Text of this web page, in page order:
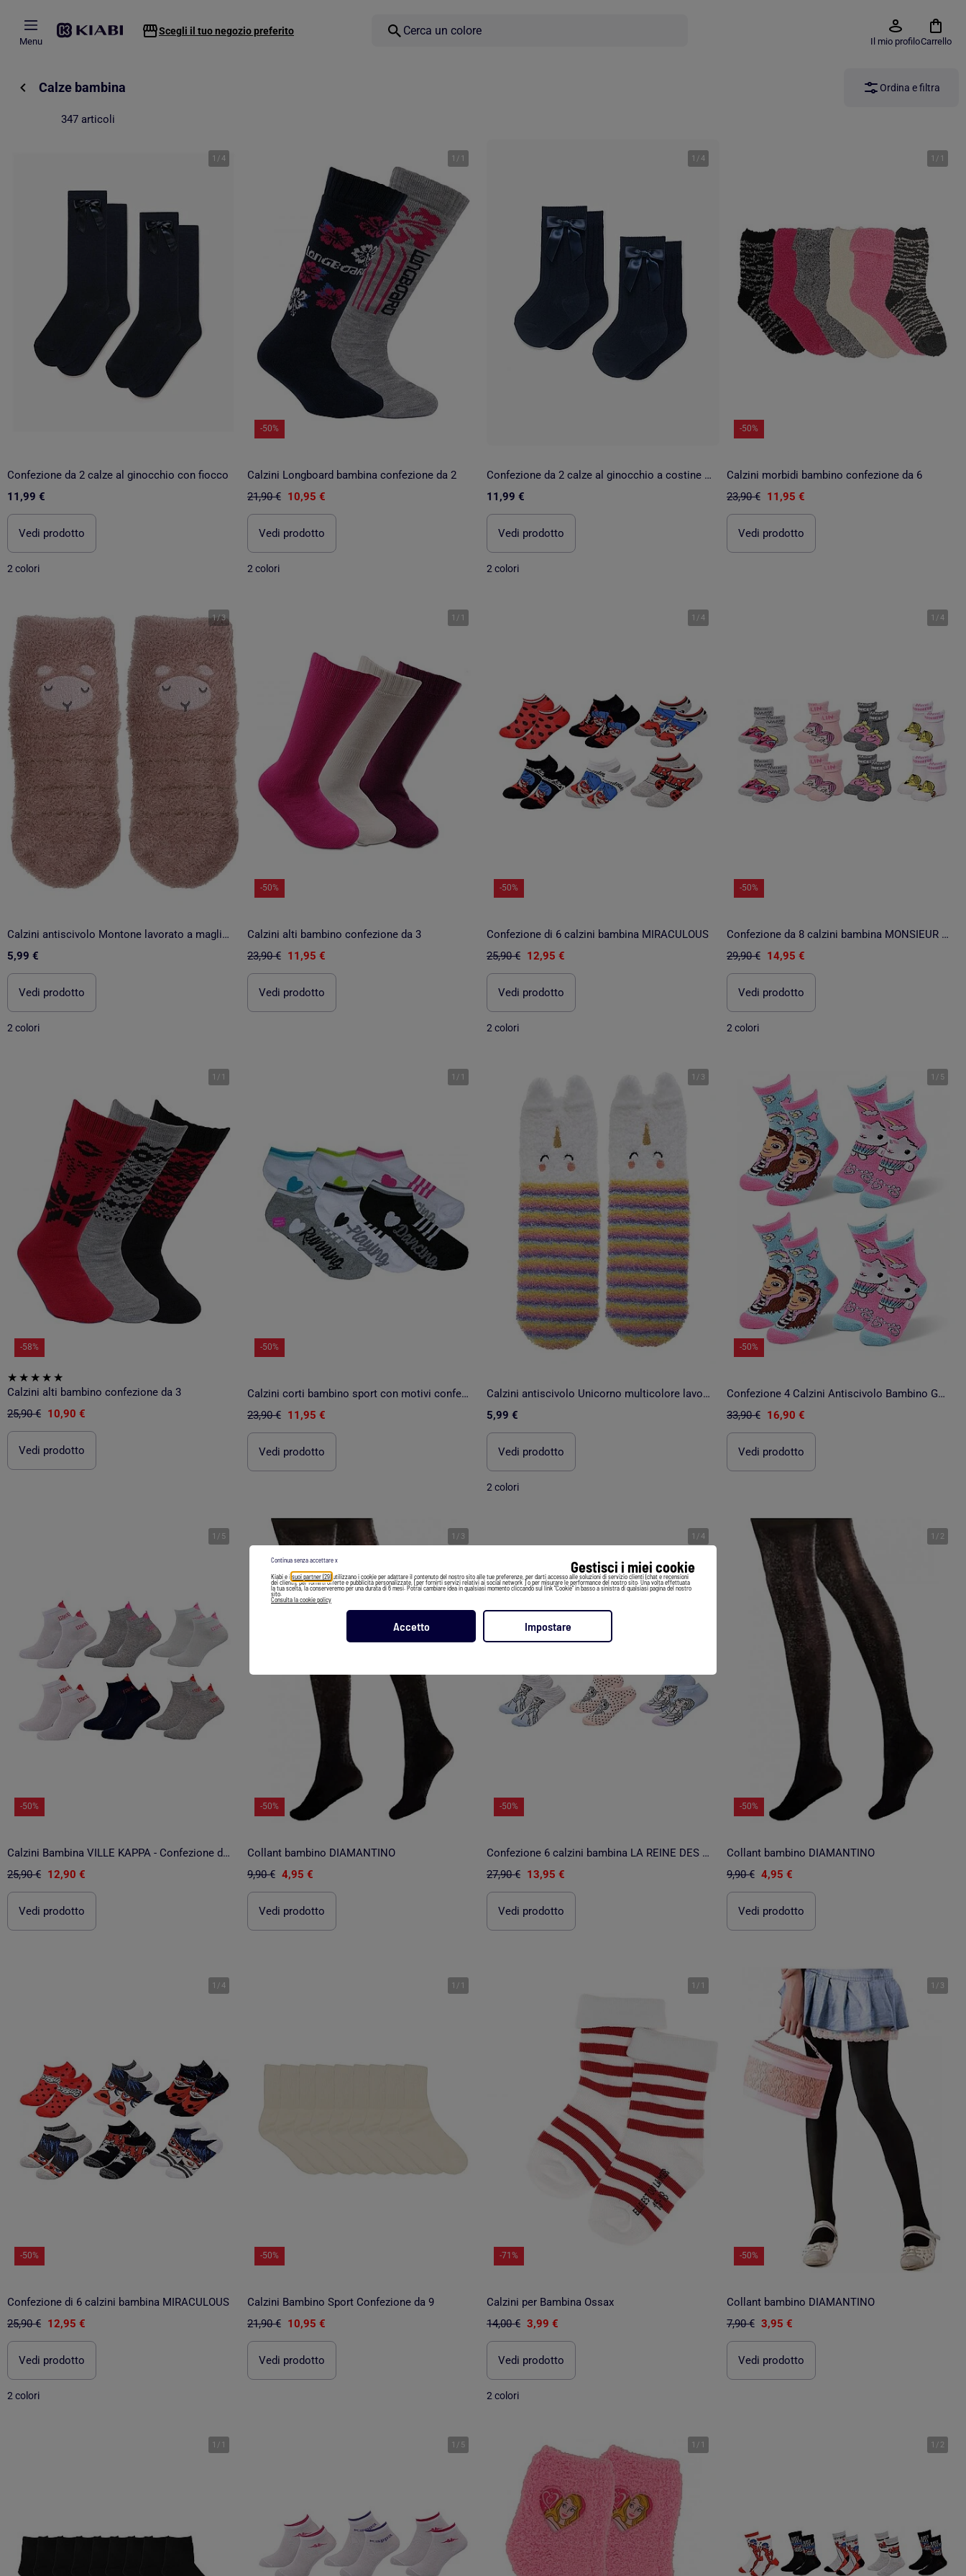
Gestisci i miei cookie
Kiabi e i suoi partner (29) utilizzano i cookie per adattare il contenuto del nostro sito alle tue preferenze, per darti accesso alle soluzioni di servizio clienti (chat e recensioni
dei clienti), per fornirti offerte e pubblicità personalizzate, [per fornirti servizi relativi ai social network ] o per misurare le performance del nostro sito. Una volta effettuata
la tua scelta, la conserveremo per una durata di 6 mesi. Potrai cambiare idea in qualsiasi momento cliccando sul link "Cookie" in basso a sinistra di qualsiasi pagina del nostro
sito.
Consulta la cookie policy
Accetto Impostare
Continua senza accettare x
Menu
Scegli il tuo negozio preferito
Il mio profiloCarrello
Calze bambina Ordina e filtra
347 articoli
1 /4
Confezione da 2 calze al ginocchio con fiocco
11,99 €
Vedi prodotto
2 colori
1 / 1
-50%
Calzini Longboard bambina confezione da 2
21,90 € 10,95 €
Vedi prodotto
2 colori
1 /4
Confezione da 2 calze al ginocchio a costine con fiocco
11,99 €
Vedi prodotto
2 colori
1 / 1
-50%
Calzini morbidi bambino confezione da 6
23,90 € 11,95 €
Vedi prodotto
1/3
Calzini antiscivolo Montone lavorato a maglia di colore bianco bambina Isotoner
5,99 €
Vedi prodotto
2 colori
1 / 1
-50%
Calzini alti bambino confezione da 3
23,90 € 11,95 €
Vedi prodotto
1 /4
-50%
Confezione di 6 calzini bambina MIRACULOUS
25,90 € 12,95 €
Vedi prodotto
2 colori
1 /4
-50%
Confezione da 8 calzini bambina MONSIEUR MADAME
29,90 € 14,95 €
Vedi prodotto
2 colori
1 / 1
-58%
Calzini alti bambino confezione da 3
25,90 € 10,90 €
Vedi prodotto
1 / 1
-50%
Calzini corti bambino sport con motivi confezione da 6
23,90 € 11,95 €
Vedi prodotto
1 / 3
Calzini antiscivolo Unicorno multicolore lavorato a maglia bambina Isotoner
5,99 €
Vedi prodotto
2 colori
1 / 5
-50%
Confezione 4 Calzini Antiscivolo Bambino GABBY'S
33,90 € 16,90 €
Vedi prodotto
1 / 5
-50%
Calzini Bambina VILLE KAPPA - Confezione da 6
25,90 € 12,90 €
Vedi prodotto
1 / 3
-50%
Collant bambino DIAMANTINO
9,90 € 4,95 €
Vedi prodotto
1 /4
-50%
Confezione 6 calzini bambina LA REINE DES NEIGES
27,90 € 13,95 €
Vedi prodotto
1 / 2
-50%
Collant bambino DIAMANTINO
9,90 € 4,95 €
Vedi prodotto
1 /4
-50%
Confezione di 6 calzini bambina MIRACULOUS
25,90 € 12,95 €
Vedi prodotto
2 colori
1 / 1
-50%
Calzini Bambino Sport Confezione da 9
21,90 € 10,95 €
Vedi prodotto
1 / 1
-71%
Calzini per Bambina Ossax
14,00 € 3,99 €
Vedi prodotto
2 colori
1 / 3
-50%
Collant bambino DIAMANTINO
7,90 € 3,95 €
Vedi prodotto
1 / 1 1 / 5 1 / 1 1 / 2